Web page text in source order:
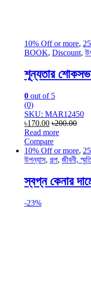
10% Off or more,
BOOK, Discount,
শূন্যতার
0 out of 5
(0)
SKU: MAR12450
৳170.00 ৳200.00
Read more
Compare
10% Off or more,
উপন্যাস, গল্প, জীবনী,
স্বপ্ন কেনার
-23%